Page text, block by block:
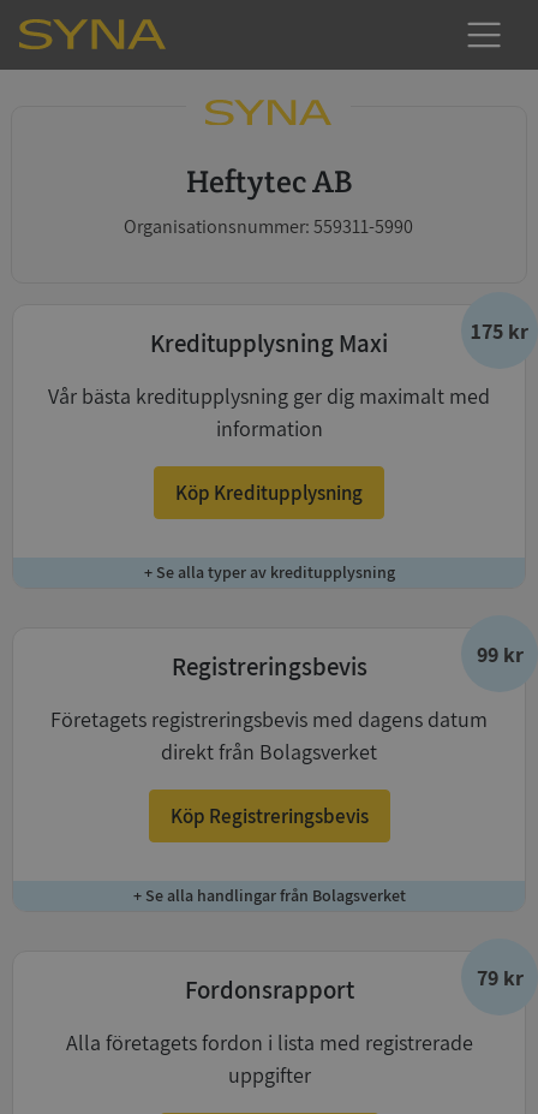
Heftytec AB
Organisationsnummer: 559311-5990
175 kr
Kreditupplysning Maxi
Vår bästa kreditupplysning ger dig maximalt med
information
Köp Kreditupplysning
+ Se alla typer av kreditupplysning
99 kr
Registreringsbevis
Företagets registreringsbevis med dagens datum
direkt från Bolagsverket
Köp Registreringsbevis
+ Se alla handlingar från Bolagsverket
79 kr
Fordonsrapport
Alla företagets fordon i lista med registrerade
uppgifter